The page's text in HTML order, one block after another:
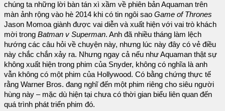
chúng ta những lời bàn tán xì xầm về phiên bản Aquaman trên
màn ảnh rộng vào hè 2014 khi có tin ngôi sao Game of Thrones
Jason Momoa giành được vai diễn và xuất hiện với vai trò khách
mời trong Batman v Superman. Anh đã nhiều tháng làm lệch
hướng các câu hỏi về chuyện này, nhưng lúc này đây có vẻ điều
này chắc chắn xảy ra. Nhưng ngay cả nếu như Aquaman thật sự
không xuất hiện trong phim của Snyder, không có nghĩa là anh
vẫn không có một phim của Hollywood. Có bằng chứng thực tế
rằng Warner Bros. đang nghĩ đến một phim riêng cho siêu người
hùng này – mặc dù hiện tại chưa có thời gian biểu liên quan đến
quá trình phát triển phim đó.